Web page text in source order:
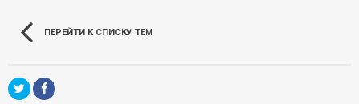
ПЕРЕЙТИ К СПИСКУ ТЕМ